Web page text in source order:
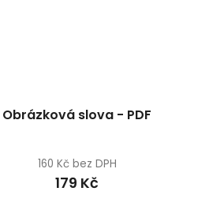
Obrázková slova - PDF
160 Kč bez DPH
179 Kč